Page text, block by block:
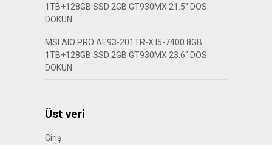
1TB+128GB SSD 2GB GT930MX 21.5″ DOS
DOKUN
MSI AIO PRO AE93-201TR-X I5-7400 8GB
1TB+128GB SSD 2GB GT930MX 23.6″ DOS
DOKUN
Üst veri
Giriş